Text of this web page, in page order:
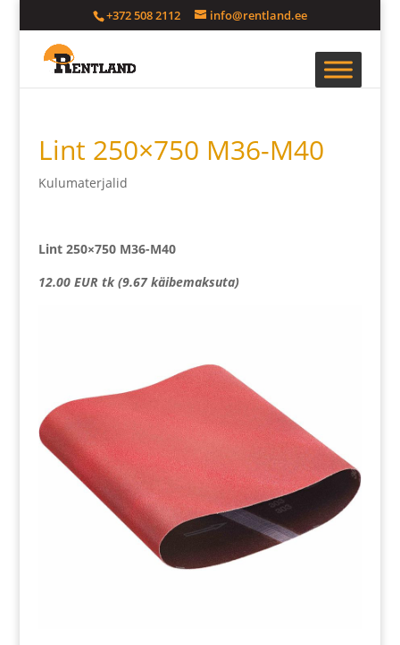
+372 508 2112 info@rentland.ee
Lint 250×750 M36-M40
Kulumaterjalid
Lint 250×750 M36-M40
12.00 EUR tk (9.67 käibemaksuta)